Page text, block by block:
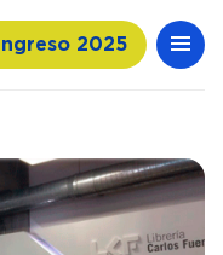
Ingreso 2025